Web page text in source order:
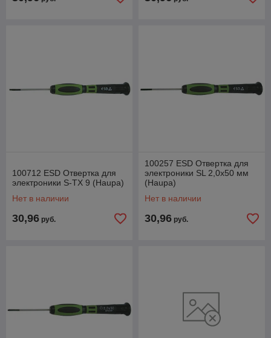
100712 ESD Отвертка для
электроники S-TX 9 (Haupa)
Нет в наличии
30,96 руб.
100257 ESD Отвертка для
электроники SL 2,0x50 мм
(Haupa)
Нет в наличии
30,96 руб.